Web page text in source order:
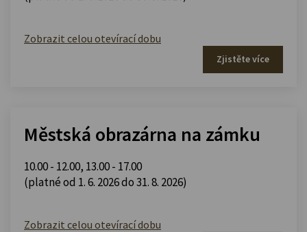
Zobrazit celou otevírací dobu
Zjistěte více
Městská obrazárna na zámku
10.00 - 12.00, 13.00 - 17.00
(platné od 1. 6. 2026 do 31. 8. 2026)
Zobrazit celou otevírací dobu